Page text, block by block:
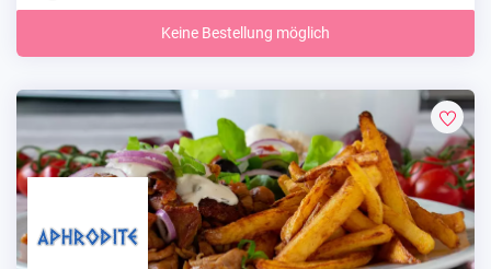
Keine Bestellung möglich